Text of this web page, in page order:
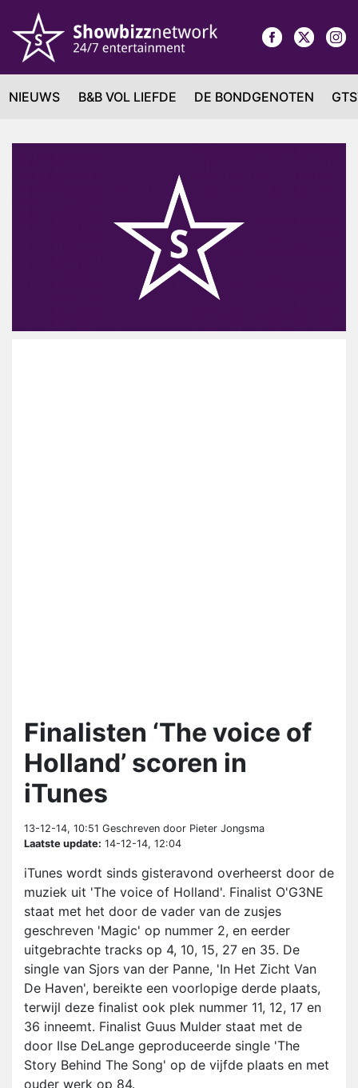
NIEUWS B&B VOL LIEFDE DE BONDGENOTEN
Finalisten ‘The voice of
Holland’ scoren in
iTunes
13-12-14, 10:51 Geschreven door Pieter Jongsma
Laatste update: 14-12-14, 12:04
iTunes wordt sinds gisteravond overheerst door de
muziek uit 'The voice of Holland'. Finalist O'G3NE
staat met het door de vader van de zusjes
geschreven 'Magic' op nummer 2, en eerder
uitgebrachte tracks op 4, 10, 15, 27 en 35. De
single van Sjors van der Panne, 'In Het Zicht Van
De Haven', bereikte een voorlopige derde plaats,
terwijl deze finalist ook plek nummer 11, 12, 17 en
36 inneemt. Finalist Guus Mulder staat met de
door Ilse DeLange geproduceerde single 'The
Story Behind The Song' op de vijfde plaats en met
ouder werk op 84.